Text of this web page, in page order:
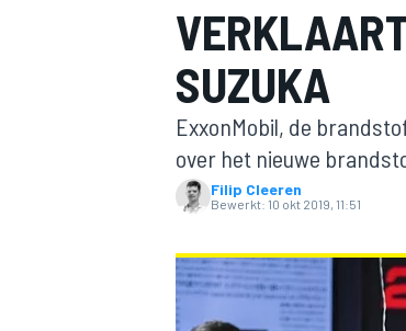
SUZUKA
ExxonMobil, de
over het nieuwe
Filip Cleeren
Bewerkt: 10 okt 2019, 11:51